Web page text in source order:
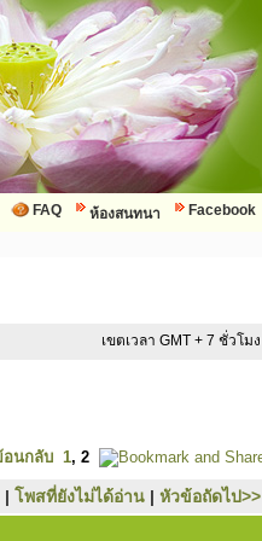
Facebook
ห้องสนทนา
FAQ
เขตเวลา GMT + 7 ชั่วโมง
อนกลับ 1, 2
| โพสที่ยังไม่ได้อ่าน | หัวข้อถัดไป>>